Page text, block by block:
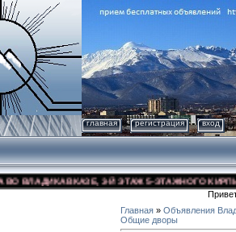
главная регистрация вход
3-Й ЭТАЖ 5-ЭТАЖНОГО
Главная » Объявления
Общие дворы